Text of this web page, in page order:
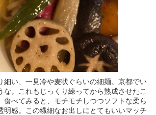
細い、一見冷や麦状ぐらいの細麺。京都でい
な。これもじっくり練ってから熟成させたこ
食べてみると、モチモチしつつソフトな柔ら
明感。この繊細なお出しにとてもいいマッチ